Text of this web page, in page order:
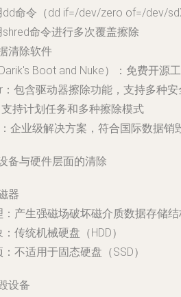
dd命令（dd if=/dev/zero of=/dev/
shred命令进行多次覆盖擦除
清除软件
Darik's Boot and Nuke）：免费开源
：包含驱动器擦除功能，支持多种
支持计划任务和多种擦除模式
企业级解决方案，符合国际数据销
备与硬件层面的清除
器
：产生强磁场破坏磁介质数据存储结
传统机械硬盘（HDD）
：不适用于固态硬盘（SSD）
设备